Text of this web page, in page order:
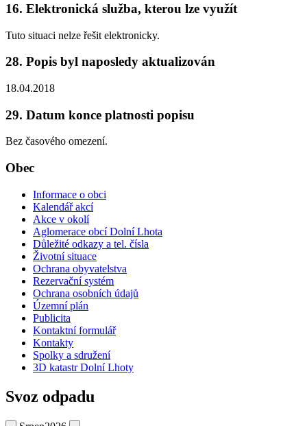
16. Elektronická služba, kterou lze využít
Tuto situaci nelze řešit elektronicky.
28. Popis byl naposledy aktualizován
18.04.2018
29. Datum konce platnosti popisu
Bez časového omezení.
Obec
Informace o obci
Kalendář akcí
Akce v okolí
Aglomerace obcí Dolní Lhota
Důležité odkazy a tel. čísla
Životní situace
Ochrana obyvatelstva
Rezervační systém
Ochrana osobních údajů
Územní plán
Publicita
Kontaktní formulář
Kontakty
Spolky a sdružení
3D katastr Dolní Lhoty
Svoz odpadu